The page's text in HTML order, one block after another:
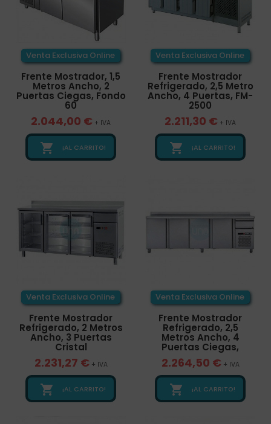
Venta Exclusiva Online
Frente Mostrador, 1,5
Metros Ancho, 2
Puertas Ciegas, Fondo
60
2.044,00 € + IVA
 ¡AL CARRITO!
Venta Exclusiva Online
Frente Mostrador
Refrigerado, 2,5 Metro
Ancho, 4 Puertas, FM-
2500
2.211,30 € + IVA
 ¡AL CARRITO!
Venta Exclusiva Online
Frente Mostrador
Refrigerado, 2 Metros
Ancho, 3 Puertas
Cristal
2.231,27 € + IVA
 ¡AL CARRITO!
Venta Exclusiva Online
Frente Mostrador
Refrigerado, 2,5
Metros Ancho, 4
Puertas Ciegas,
2.264,50 € + IVA
 ¡AL CARRITO!